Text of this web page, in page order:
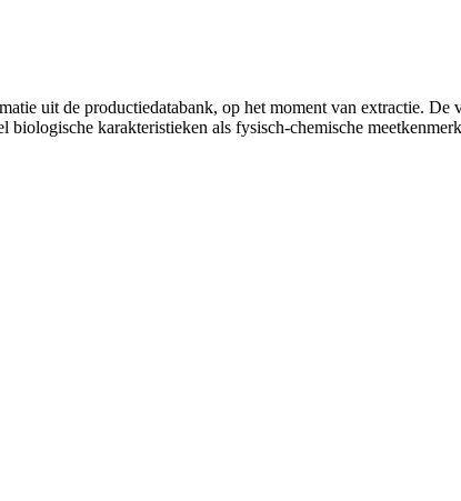
uit de productiedatabank, op het moment van extractie.
karakteristieken als fysisch-chemische